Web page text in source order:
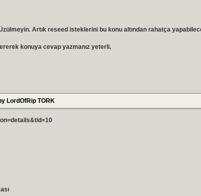
Artık reseed isteklerini bu konu altından rahatça
konuya cevap yazmanız yeterli.
LordOfRip TORK